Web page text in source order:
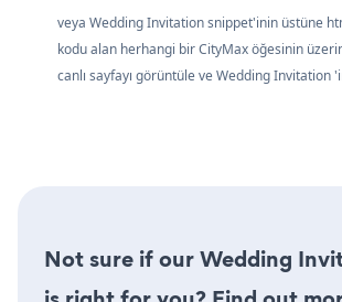
veya Wedding Invitation snippet'inin üstüne
kodu alan herhangi bir CityMax öğesinin
canlı sayfayı görüntüle ve Wedding Invitation
Not sure if our Wedding